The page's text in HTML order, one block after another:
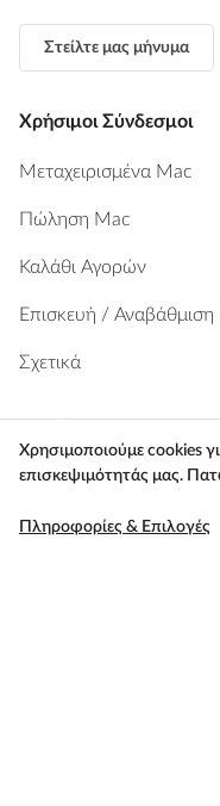
Στείλτε μας μήνυμα
Χρήσιμοι Σύνδεσμοι
Μεταχειρισμένα Mac
Πώληση Mac
Καλάθι Αγορών
Επισκευή / Αναβάθμιση
Σχετικά
Προϊόντα
Macbook Pro
Macbook Air
Χρησιμοποιούμε cookies
επισκεψιμότητάς μας.
Πληροφορίες & Επιλογές